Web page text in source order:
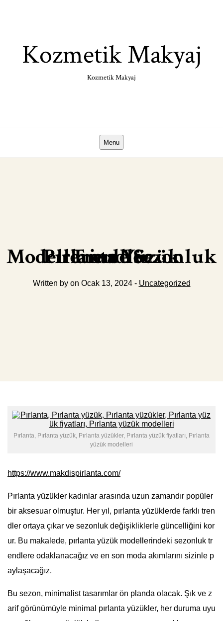
Kozmetik Makyaj
Kozmetik Makyaj
Menu
Pırlanta Yüzük Modellerinde Sezonluk Trendler
Written by on Ocak 13, 2024 - Uncategorized
Pırlanta, Pırlanta yüzük, Pırlanta yüzükler, Pırlanta yüzük fiyatları, Pırlanta
yüzük modelleri
https://www.makdispirlanta.com/
Pırlanta yüzükler kadınlar arasında uzun zamandır popüler
bir aksesuar olmuştur. Her yıl, pırlanta yüzüklerde farklı tren
dler ortaya çıkar ve sezonluk değişikliklerle güncelliğini kor
ur. Bu makalede, pırlanta yüzük modellerindeki sezonluk tr
endlere odaklanacağız ve en son moda akımlarını sizinle p
aylaşacağız.
Bu sezon, minimalist tasarımlar ön planda olacak. Şık ve z
arif görünümüyle minimal pırlanta yüzükler, her duruma uyu